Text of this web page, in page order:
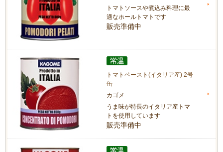
トマトソースや煮込み料理に最
適なホールトマトです
販売準備中
トマトペースト(イタリア産) 2号
缶
カゴメ
うま味が特長のイタリア産トマ
トを使用しています
販売準備中